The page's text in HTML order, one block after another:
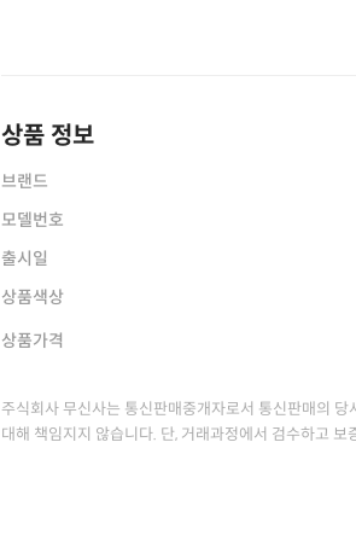
상품 정보
브랜드
모델번호
출시일
상품색상
상품가격
주식회사 무신사는 통신판매중개자로서 통신판매의
대해 책임지지 않습니다. 단, 거래과정에서 검수하고